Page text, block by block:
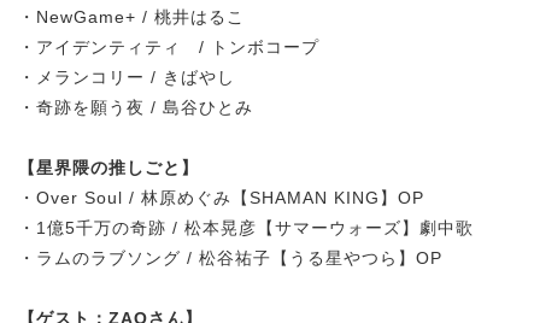
・NewGame+ / 桃井はるこ
・アイデンティティ / トンボコープ
・メランコリー / きばやし
・奇跡を願う夜 / 島谷ひとみ
【星界隈の推しごと】
・Over Soul / 林原めぐみ【SHAMAN KING】OP
・1億5千万の奇跡 / 松本晃彦【サマーウォーズ】劇中歌
・ラムのラブソング / 松谷祐子【うる星やつら】OP
【ゲスト：ZAQさん】